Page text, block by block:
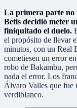
La primera parte no
Betis decidió meter
finiquitado el duelo.
el propósito de llevar
minutos, con un Real
cometiesen un error
robo de Bakambu,
nada el error. Los
Álvaro Valles que fue
verdiblanco.